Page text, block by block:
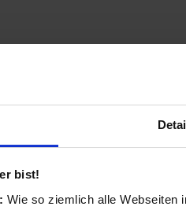
bist!
Wie so ziemlich alle Webseiten
Smartphone unterwegs
transparent